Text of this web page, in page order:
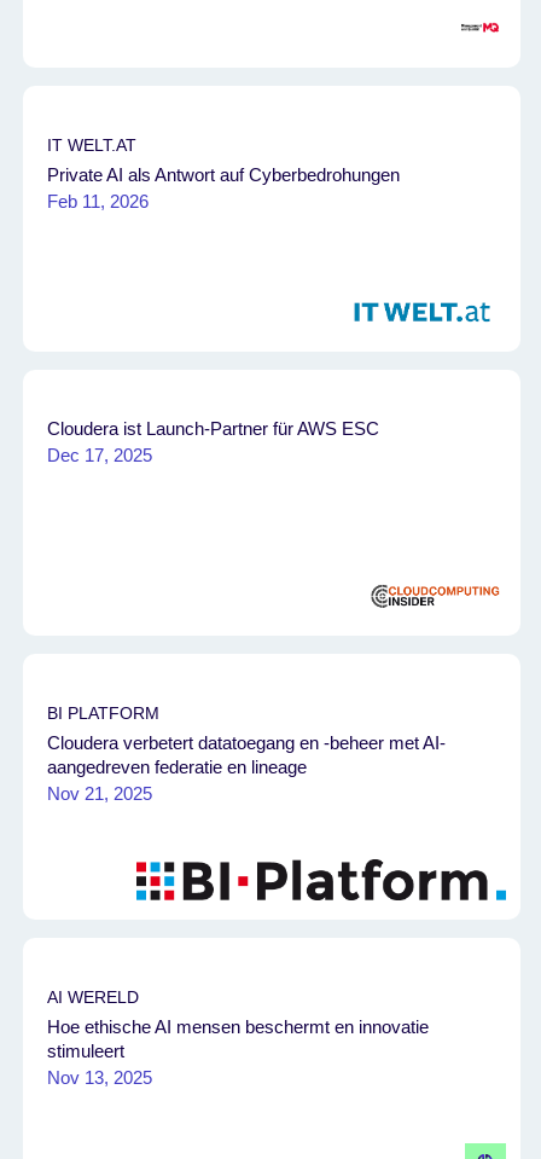
IT WELT.AT
Private AI als Antwort auf Cyberbedrohungen
Feb 11, 2026
Cloudera ist Launch-Partner für AWS ESC
Dec 17, 2025
BI PLATFORM
Cloudera verbetert datatoegang en -beheer met AI-
aangedreven federatie en lineage
Nov 21, 2025
AI WERELD
Hoe ethische AI mensen beschermt en innovatie
stimuleert
Nov 13, 2025